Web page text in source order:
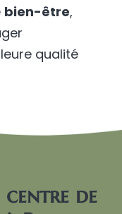
bien-être,
qualité
de